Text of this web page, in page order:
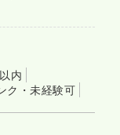
内
ク・未経験可